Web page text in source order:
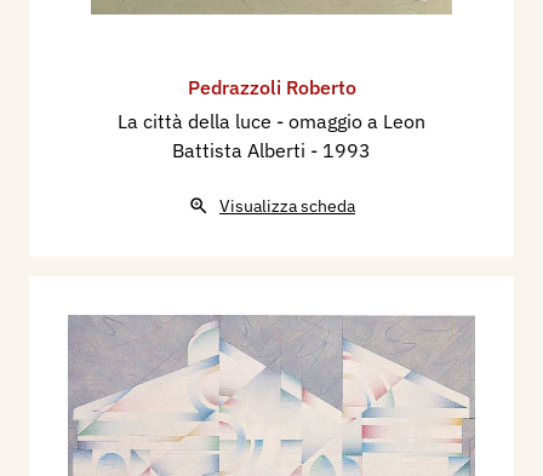
Pedrazzoli Roberto
La città della luce - omaggio a Leon
Battista Alberti - 1993
Visualizza scheda